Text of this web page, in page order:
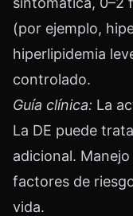
(por ejemplo,
hiperlipidemia
controlado.
Guía clínica: La
La DE puede
adicional.
factores de
vida.